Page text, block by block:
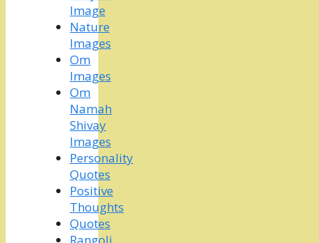
Image
Nature
Images
Om
Images
Om
Namah
Shivay
Images
Personality
Quotes
Positive
Thoughts
Quotes
Rangoli